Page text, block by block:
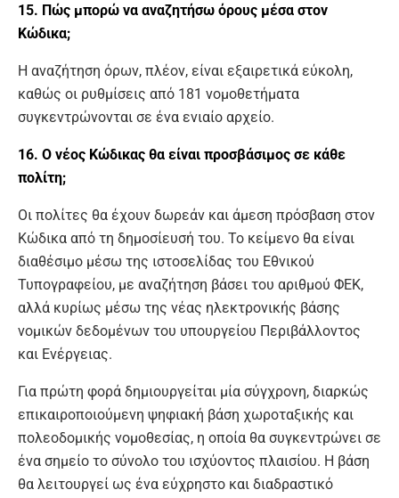
15. Πώς μπορώ να αναζητήσω όρους μέσα στον
Κώδικα;
Η αναζήτηση όρων, πλέον, είναι εξαιρετικά εύκολη,
καθώς οι ρυθμίσεις από 181 νομοθετήματα
συγκεντρώνονται σε ένα ενιαίο αρχείο.
16. Ο νέος Κώδικας θα είναι προσβάσιμος σε κάθε
πολίτη;
Οι πολίτες θα έχουν δωρεάν και άμεση πρόσβαση στον
Κώδικα από τη δημοσίευσή του. Το κείμενο θα είναι
διαθέσιμο μέσω της ιστοσελίδας του Εθνικού
Τυπογραφείου, με αναζήτηση βάσει του αριθμού ΦΕΚ,
αλλά κυρίως μέσω της νέας ηλεκτρονικής βάσης
νομικών δεδομένων του υπουργείου Περιβάλλοντος
και Ενέργειας.
Για πρώτη φορά δημιουργείται μία σύγχρονη, διαρκώς
επικαιροποιούμενη ψηφιακή βάση χωροταξικής και
πολεοδομικής νομοθεσίας, η οποία θα συγκεντρώνει σε
ένα σημείο το σύνολο του ισχύοντος πλαισίου. Η βάση
θα λειτουργεί ως ένα εύχρηστο και διαδραστικό